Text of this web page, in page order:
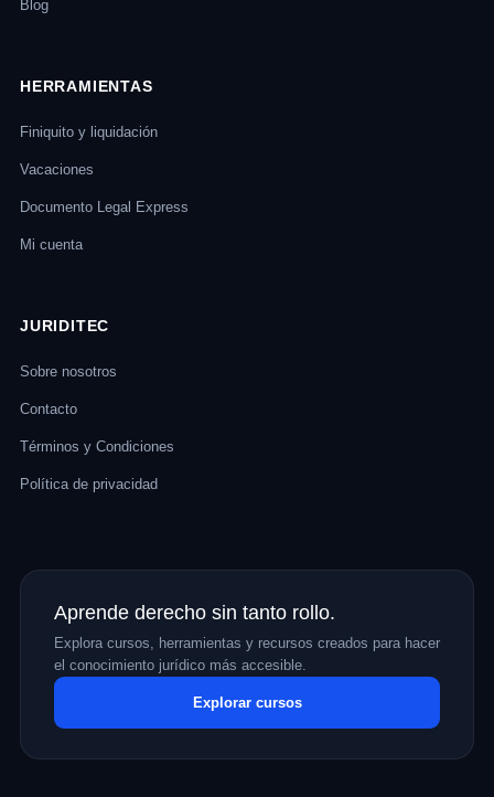
Blog
HERRAMIENTAS
Finiquito y liquidación
Vacaciones
Documento Legal Express
Mi cuenta
JURIDITEC
Sobre nosotros
Contacto
Términos y Condiciones
Política de privacidad
Aprende derecho sin tanto rollo.
Explora cursos, herramientas y recursos creados para hacer
el conocimiento jurídico más accesible.
Explorar cursos